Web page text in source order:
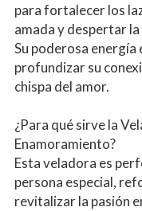
para fortalecer los
amada y despertar
Su poderosa energía
profundizar su
chispa del amor.
¿Para qué sirve la
Enamoramiento?
Esta veladora es
persona especial,
revitalizar la pasión